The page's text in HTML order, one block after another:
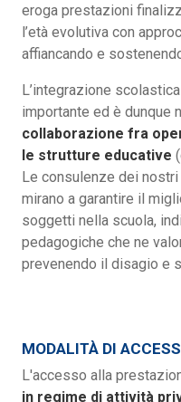
eroga prestazioni
l’età evolutiva con
affiancando e
L’integrazione
importante ed è dunque
collaborazione fra
le strutture educative
Le consulenze dei
mirano a garantire il
soggetti nella scuola,
pedagogiche che ne
prevenendo il disagio e
MODALITÀ DI
L'accesso alla
in regime di attività